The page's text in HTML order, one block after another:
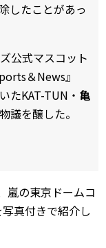
したことがあっ
公式マスコット
＆News』
たKAT-TUN・ 亀
議を醸した。
嵐の東京ドームコ
真付きで紹介し